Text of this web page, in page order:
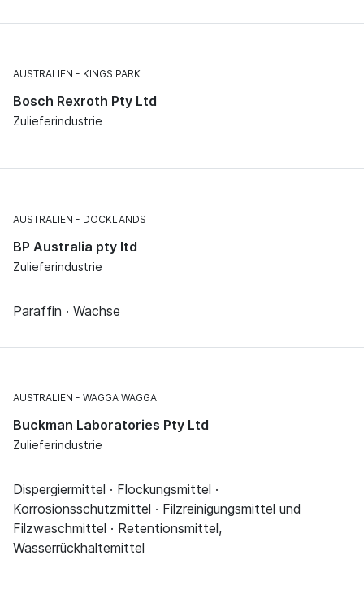
AUSTRALIEN KINGS PARK
Bosch Rexroth Pty Ltd
Zulieferindustrie
AUSTRALIEN DOCKLANDS
BP Australia pty ltd
Zulieferindustrie
Paraffin · Wachse
AUSTRALIEN WAGGA WAGGA
Buckman Laboratories Pty Ltd
Zulieferindustrie
Dispergiermittel · Flockungsmittel ·
Korrosionsschutzmittel · Filzreinigungsmittel und
Filzwaschmittel · Retentionsmittel,
Wasserrückhaltemittel